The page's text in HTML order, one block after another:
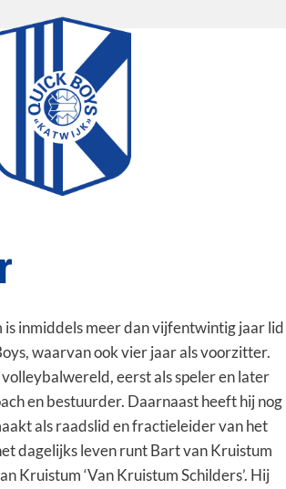
inmiddels meer dan vijfentwintig jaar lid
waarvan ook vier jaar als voorzitter.
eerst als speler en later
en bestuurder. Daarnaast heeft hij nog
als raadslid en fractieleider van het
dagelijks leven runt Bart van Kruistum
Kruistum ‘Van Kruistum Schilders’. Hij